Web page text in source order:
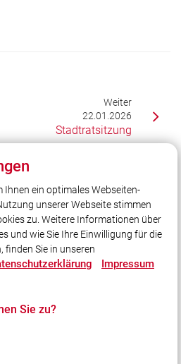
Weiter
22.01.2026
Stadtratsitzung
Beilngries
Ihnen ein optimales Webseiten-
unserer Webseite stimmen
zu. Weitere Informationen über
und wie Sie Ihre Einwilligung für die
Sie in unseren
Impressum
Sie zu?